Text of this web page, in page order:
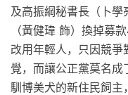
及高振綱秘書長（卜
（黃健瑋 飾）換掉募
改用年輕人，只因競
覺，而讓公正黨莫名
馴博美犬的新住民飼主